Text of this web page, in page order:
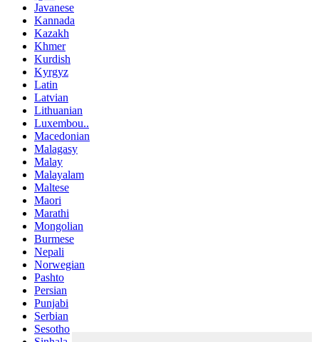
Javanese
Kannada
Kazakh
Khmer
Kurdish
Kyrgyz
Latin
Latvian
Lithuanian
Luxembou..
Macedonian
Malagasy
Malay
Malayalam
Maltese
Maori
Marathi
Mongolian
Burmese
Nepali
Norwegian
Pashto
Persian
Punjabi
Serbian
Sesotho